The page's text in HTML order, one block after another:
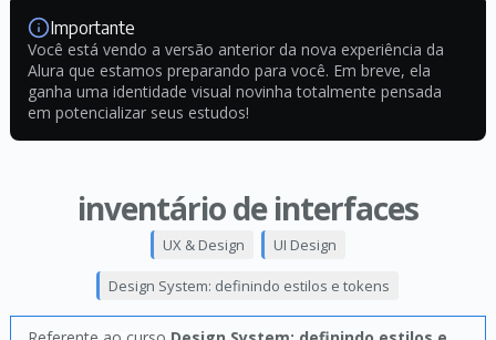
Importante
Você está vendo a versão anterior da nova experiência da
Alura que estamos preparando para você. Em breve, ela
ganha uma identidade visual novinha totalmente pensada
em potencializar seus estudos!
inventário de interfaces
UX & Design UI Design
Design System: definindo estilos e tokens